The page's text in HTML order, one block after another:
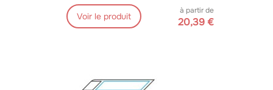
Voir le produit
à partir de
20,39 €